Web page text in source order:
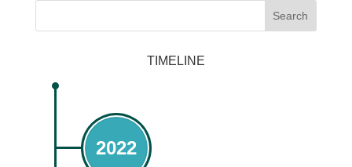
Search
TIMELINE
2022